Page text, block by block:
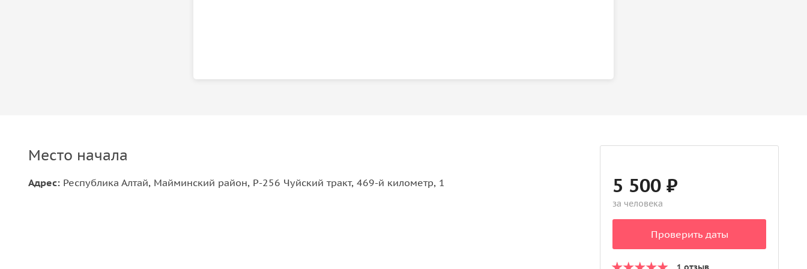
Место начала
Адрес: Республика Алтай, Майминский район, Р-256 Чуйский тракт, 469-й километр, 1 5 500 ₽
за человека
Проверить даты